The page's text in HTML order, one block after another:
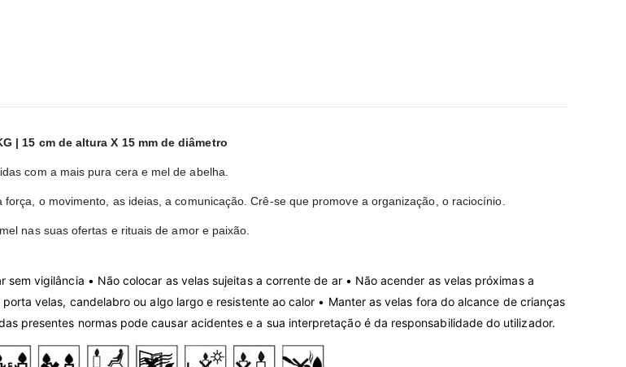
| 15 cm de altura X 15 mm de diâmetro
com a mais pura cera e mel de abelha.
força, o movimento, as ideias, a comunicação. Crê-se que promove a organização, o raciocínio.
nas suas ofertas e rituais de amor e paixão.
sem vigilância • Não colocar as velas sujeitas a corrente de ar • Não acender as velas próximas a
velas, candelabro ou algo largo e resistente ao calor • Manter as velas fora do alcan­ce de crianças
presen­tes normas pode causar acidentes e a sua inter­pretação é da responsabilidade do utilizador.